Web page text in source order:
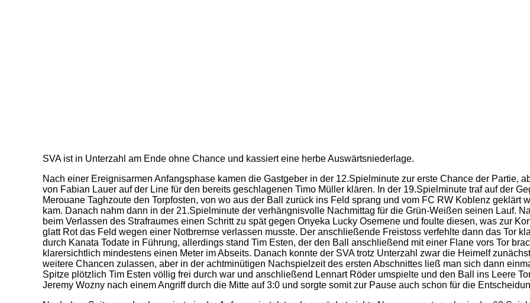
SVA ist in Unterzahl am Ende ohne Chance und kassiert eine herbe Auswärtsniederlage.
Nach einer Ereignisarmen Anfangsphase kamen die Gastgeber in der 12.Spielminute zur erste Chance der Partie,
von Fabian Lauer auf der Line für den bereits geschlagenen Timo Müller klären. In der 19.Spielminute traf auf der
Merouane Taghzoute den Torpfosten, von wo aus der Ball zurück ins Feld sprang und vom FC RW Koblenz geklärt
kam. Danach nahm dann in der 21.Spielminute der verhängnisvolle Nachmittag für die Grün-Weißen seinen Lauf.
beim Verlassen des Strafraumes einen Schritt zu spät gegen Onyeka Lucky Osemene und foulte diesen, was zur
glatt Rot das Feld wegen einer Notbremse verlassen musste. Der anschließende Freistoss verfehlte dann das Tor
durch Kanata Todate in Führung, allerdings stand Tim Esten, der den Ball anschließend mit einer Flane vors Tor
klarersichtlich mindestens einen Meter im Abseits. Danach konnte der SVA trotz Unterzahl zwar die Heimelf
weitere Chancen zulassen, aber in der achtminütigen Nachspielzeit des ersten Abschnittes ließ man sich dann
Spitze plötzlich Tim Esten völlig frei durch war und anschließend Lennart Röder umspielte und den Ball ins Leere
Jeremy Wozny nach einem Angriff durch die Mitte auf 3:0 und sorgte somit zur Pause auch schon für die